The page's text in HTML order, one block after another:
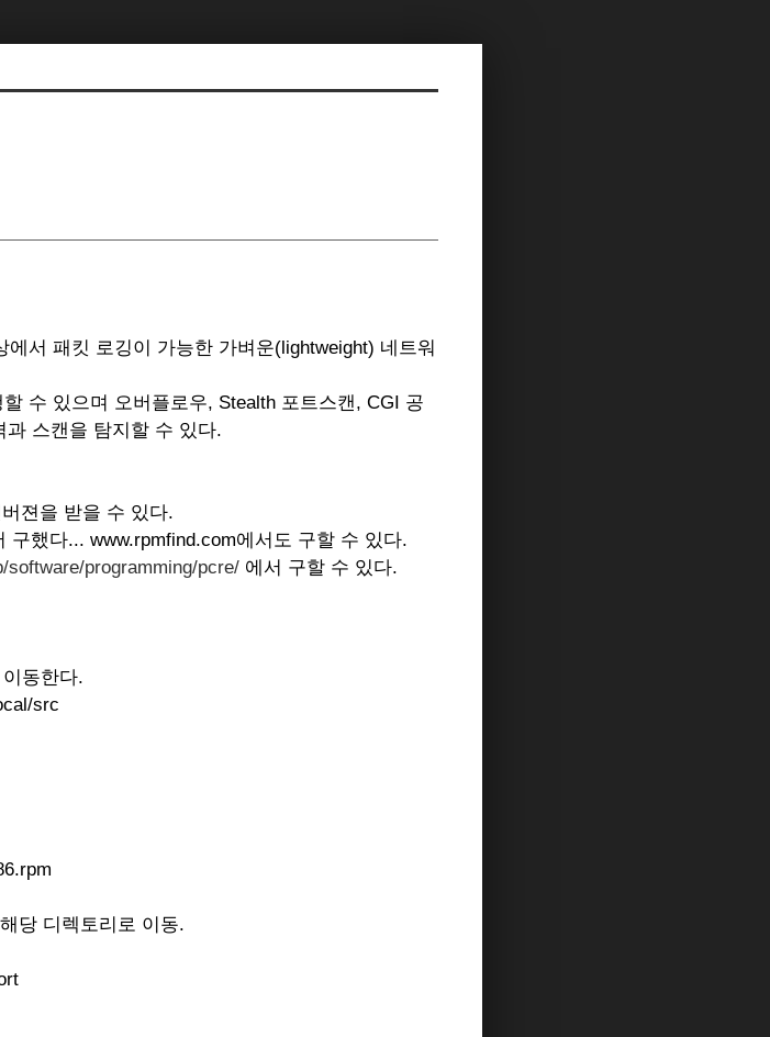
서 패킷 로깅이 가능한 가벼운(lightweight) 네트워
수 있으며 오버플로우, Stealth 포트스캔, CGI 공
스캔을 탐지할 수 있다.
젼을 받을 수 있다.
구했다... www.rpmfind.com에서도 구할 수 있다.
programming/pcre/ 에서 구할 수 있다.
동한다.
src
당 디렉토리로 이동.